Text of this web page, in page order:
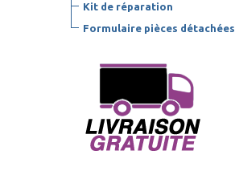
Kit de réparation
Formulaire pièces détachées